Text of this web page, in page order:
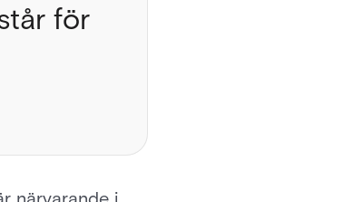
för